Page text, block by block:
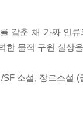
감춘 채 가짜 인
한 물적 구원 실상
소설, 장르소설